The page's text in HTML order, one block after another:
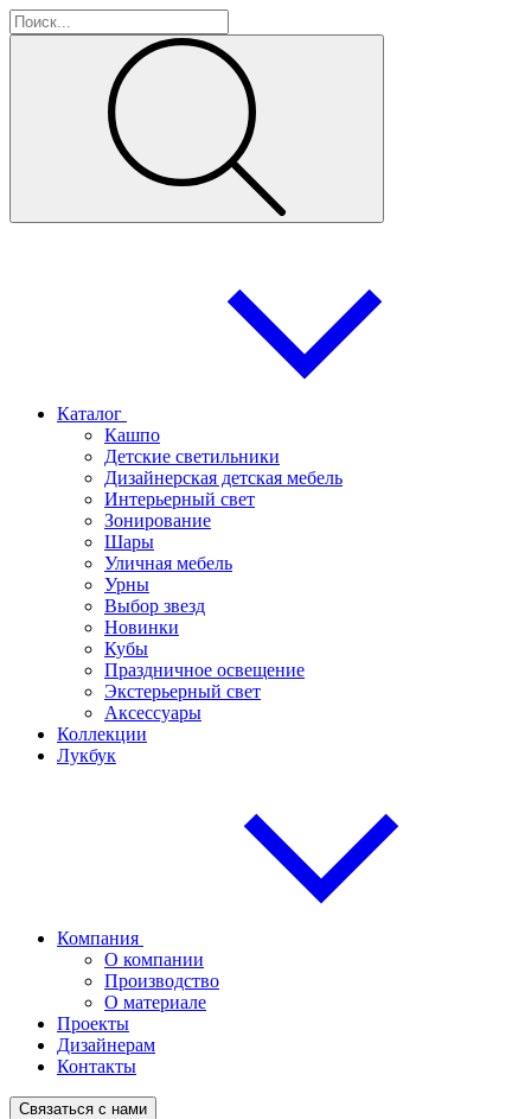
Каталог
Кашпо
Детские светильники
Дизайнерская детская мебель
Интерьерный свет
Зонирование
Шары
Уличная мебель
Урны
Выбор звезд
Новинки
Кубы
Праздничное освещение
Экстерьерный свет
Аксессуары
Коллекции
Лукбук
Компания
О компании
Производство
О материале
Проекты
Дизайнерам
Контакты
Связаться с нами